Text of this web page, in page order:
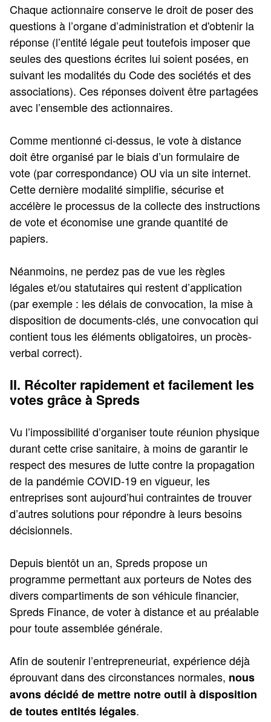
Chaque actionnaire conserve le droit de poser des
questions à l’organe d’administration et d'obtenir la
réponse (l’entité légale peut toutefois imposer que
seules des questions écrites lui soient posées, en
suivant les modalités du Code des sociétés et des
associations). Ces réponses doivent être partagées
avec l’ensemble des actionnaires.
Comme mentionné ci-dessus, le vote à distance
doit être organisé par le biais d’un formulaire de
vote (par correspondance) OU via un site internet.
Cette dernière modalité simplifie, sécurise et
accélère le processus de la collecte des instructions
de vote et économise une grande quantité de
papiers.
Néanmoins, ne perdez pas de vue les règles
légales et/ou statutaires qui restent d’application
(par exemple : les délais de convocation, la mise à
disposition de documents-clés, une convocation qui
contient tous les éléments obligatoires, un procès-
verbal correct).
II. Récolter rapidement et facilement les
votes grâce à Spreds
Vu l’impossibilité d’organiser toute réunion physique
durant cette crise sanitaire, à moins de garantir le
respect des mesures de lutte contre la propagation
de la pandémie COVID-19 en vigueur, les
entreprises sont aujourd’hui contraintes de trouver
d’autres solutions pour répondre à leurs besoins
décisionnels.
Depuis bientôt un an, Spreds propose un
programme permettant aux porteurs de Notes des
divers compartiments de son véhicule financier,
Spreds Finance, de voter à distance et au préalable
pour toute assemblée générale.
Afin de soutenir l’entrepreneuriat, expérience déjà
éprouvant dans des circonstances normales, nous
avons décidé de mettre notre outil à disposition
de toutes entités légales.